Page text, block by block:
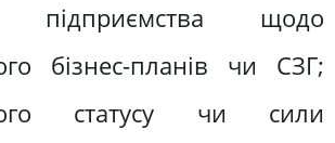
підприємства щодо
бізнес-планів чи СЗГ;
статусу чи сили